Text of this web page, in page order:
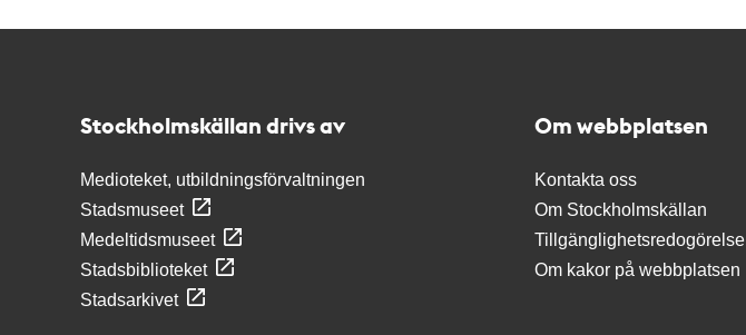
Stockholmskällan drivs av
Medioteket, utbildningsförvaltningen
Stadsmuseet
Medeltidsmuseet
Stadsbiblioteket
Stadsarkivet
Om webbplatsen
Kontakta oss
Om Stockholmskällan
Tillgänglighetsredogörelse
Om kakor på webbplatsen